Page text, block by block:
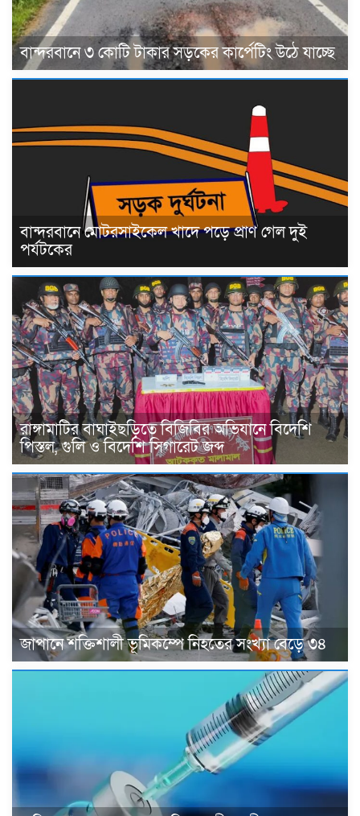
বান্দরবানে ৩ কোটি টাকার সড়কের কার্পেটিং উঠে যাচ্ছে
বান্দরবানে মোটরসাইকেল খাদে পড়ে প্রাণ গেল দুই
পর্যটকের
রাঙ্গামাটির বাঘাইছড়িতে বিজিবির অভিযানে বিদেশি
পিস্তল, গুলি ও বিদেশি সিগারেট জব্দ
জাপানে শক্তিশালী ভূমিকম্পে নিহতের সংখ্যা বেড়ে ৩৪